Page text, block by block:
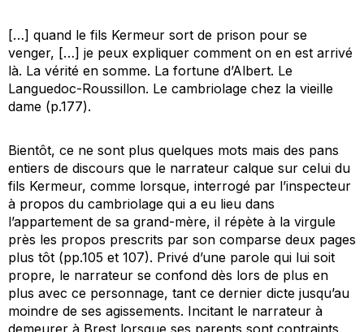
[…] quand le fils Kermeur sort de prison pour se
venger, […] je peux expliquer comment on en est arrivé
là. La vérité en somme. La fortune d’Albert. Le
Languedoc-Roussillon. Le cambriolage chez la vieille
dame (p.177).
Bientôt, ce ne sont plus quelques mots mais des pans
entiers de discours que le narrateur calque sur celui du
fils Kermeur, comme lorsque, interrogé par l’inspecteur
à propos du cambriolage qui a eu lieu dans
l’appartement de sa grand-mère, il répète à la virgule
près les propos prescrits par son comparse deux pages
plus tôt (pp.105 et 107). Privé d’une parole qui lui soit
propre, le narrateur se confond dès lors de plus en
plus avec ce personnage, tant ce dernier dicte jusqu’au
moindre de ses agissements. Incitant le narrateur à
demeurer à Brest lorsque ses parents sont contraints